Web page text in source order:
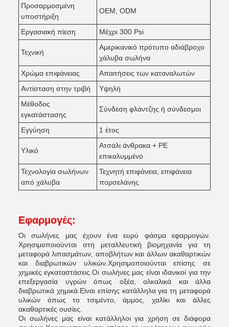
Προσαρμοσμένη
υποστήριξη
OEM, ODM
Εργασιακή πίεση Μέχρι 300 Psi
Τεχνική
Αμερικανικό πρότυπο αδιάβροχο
χάλυβα σωλήνα
Χρώμα επιφάνειας
Απαιτήσεις των καταναλωτών
Αντίσταση στην τριβή
Υψηλή
Μέθοδος
εγκατάστασης
Σύνδεση φλάντζης ή σύνδεσμοι
Εγγύηση 1 έτος
Υλικό
Ατσάλι άνθρακα + PE
επικαλυμμένο
Τεχνολογία σωλήνων
από χάλυβα
Τεχνητή επιφάνεια, επιφάνεια
πορσελάνης
Εφαρμογές:
Οι σωλήνες μας έχουν ένα ευρύ φάσμα εφαρμογών.
Χρησιμοποιούνται στη μεταλλευτική βιομηχανία για τη
μεταφορά λιπασμάτων, αποβλήτων και άλλων ακαθαρτικών
και διαβρωτικών υλικών.Χρησιμοποιούνται επίσης σε
χημικές εγκαταστάσεις.Οι σωλήνες μας είναι ιδανικοί για την
επεξεργασία υγρών όπως οξέα, αλκαλικά και άλλα
διαβρωτικά χημικά.Είναι επίσης κατάλληλα για τη μεταφορά
υλικών όπως το τσιμέντο, άμμος, χαλίκι και άλλες
ακαθαρτικές ουσίες.
Οι σωλήνες μας είναι κατάλληλοι για χρήση σε διάφορα